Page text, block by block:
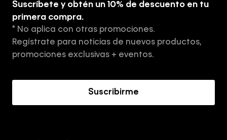
Tiendas
Aviso de privacidad
Términos y Condiciones
Suscríbete y obtén un 10% de descuento en tu
primera compra.
* No aplica con otras promociones.
Regístrate para noticias de nuevos productos,
promociones exclusivas + eventos.
Suscribirme